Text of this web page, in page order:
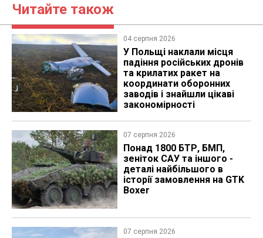
Читайте також
04 серпня 2026
У Польщі наклали місця
падіння російських дронів
та крилатих ракет на
координати оборонних
заводів і знайшли цікаві
закономірності
07 серпня 2026
Понад 1800 БТР, БМП,
зеніток САУ та іншого -
деталі найбільшого в
історії замовлення на GTK
Boxer
07 серпня 2026